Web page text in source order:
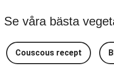
Se våra bästa
Couscous recept